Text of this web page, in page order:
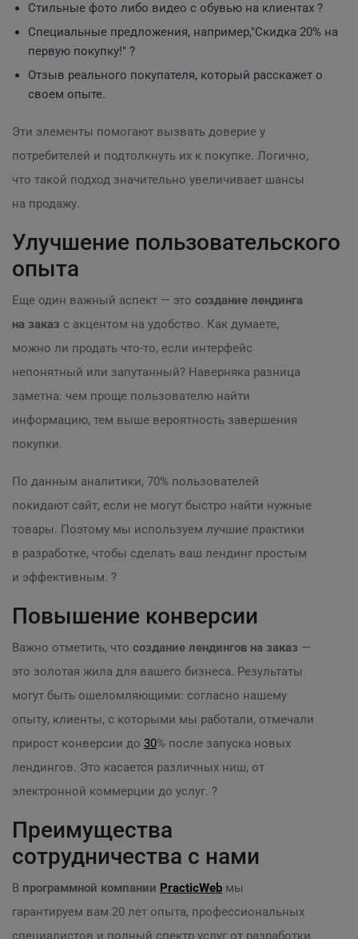
Стильные фото либо видео с обувью на клиентах ?
Специальные предложения, например,"Скидка 20% на
первую покупку!" ?
Отзыв реального покупателя, который расскажет о
своем опыте.
Эти элементы помогают вызвать доверие у
потребителей и подтолкнуть их к покупке. Логично,
что такой подход значительно увеличивает шансы
на продажу.
Улучшение пользовательского
опыта
Еще один важный аспект — это создание лендинга
на заказ с акцентом на удобство. Как думаете,
можно ли продать что-то, если интерфейс
непонятный или запутанный? Наверняка разница
заметна: чем проще пользователю найти
информацию, тем выше вероятность завершения
покупки.
По данным аналитики, 70% пользователей
покидают сайт, если не могут быстро найти нужные
товары. Поэтому мы используем лучшие практики
в разработке, чтобы сделать ваш лендинг простым
и эффективным. ?
Повышение конверсии
Важно отметить, что создание лендингов на заказ —
это золотая жила для вашего бизнеса. Результаты
могут быть ошеломляющими: согласно нашему
опыту, клиенты, с которыми мы работали, отмечали
прирост конверсии до 30% после запуска новых
лендингов. Это касается различных ниш, от
электронной коммерции до услуг. ?
Преимущества
сотрудничества с нами
В программной компании PracticWeb мы
гарантируем вам 20 лет опыта, профессиональных
специалистов и полный спектр услуг от разработки